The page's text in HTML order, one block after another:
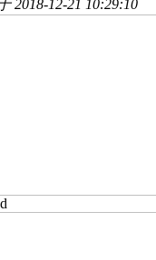
2018-12-21 10:29:10